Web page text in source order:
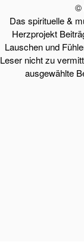
©
Das spirituelle &
Herzprojekt
Lauschen und
Leser nicht zu
ausgewählte